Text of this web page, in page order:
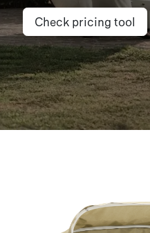
Check pricing tool